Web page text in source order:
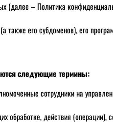
(далее – Политика
его субдоменов), его
следующие термины:
сотрудники на
обработке, действия